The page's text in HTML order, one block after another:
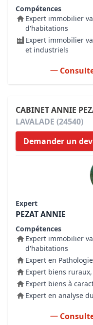
Compétences
Expert immobilier
d'habitations
Expert immobilier
et industriels
CABINET ANNIE
LAVALADE (24540)
Demander un
Expert
PEZAT ANNIE
Compétences
Expert immobilier
d'habitations
Expert en
Expert biens
Expert biens à
Expert en analyse